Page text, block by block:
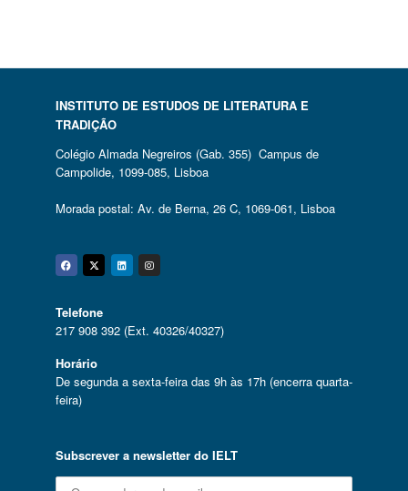
INSTITUTO DE ESTUDOS DE LITERATURA E
TRADIÇÃO
Colégio Almada Negreiros (Gab. 355) Campus de
Campolide, 1099-085, Lisboa
Morada postal: Av. de Berna, 26 C, 1069-061, Lisboa
Facebook
Twitter
Linkedin
Instagram
Telefone
217 908 392 (Ext. 40326/40327)
Horário
De segunda a sexta-feira das 9h às 17h (encerra quarta-
feira)
Subscrever a newsletter do IELT